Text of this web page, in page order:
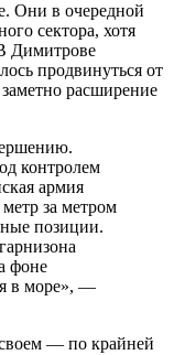
Они в очередной
сектора, хотя
Димитрове
продвинуться от
расширение
контролем
армия
за метром
позиции.
фоне
в море», —
— по крайней